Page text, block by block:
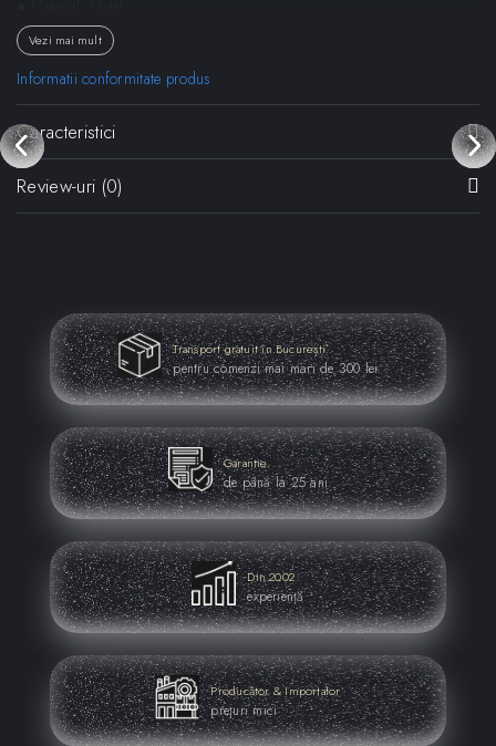
● Sustine pana la 100 kg
● Sticla securizata
● Certificat: BS 6206, BS 7376
● Utilizare: Exterior / Interior
● Dimensiuni (LxH): 144 x 75 cm
Dimensiuni:
● Diametru: 144 cm
● Inaltime: 75 cm
Vezi mai mult
Informatii conformitate produs
Caracteristici
Review-uri (0)
Transport gratuit în București
pentru comenzi mai mari de 300 lei
Garantie
de până la 25 ani
Din 2002
experiență
Producător & Importator
prețuri mici